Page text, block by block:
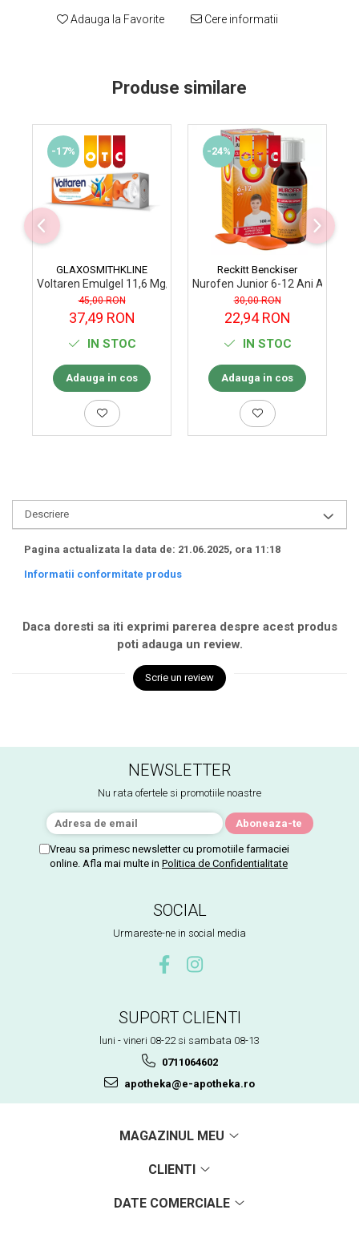
Adauga la Favorite Cere informatii
Produse similare
-17%
GLAXOSMITHKLINE
Voltaren Emulgel 11,6 Mg/G Gel, 100 G
45,00 RON
37,49 RON
IN STOC
Adauga in cos
-24%
Reckitt Benckiser
Nurofen Junior 6-12 Ani Aroma
30,00 RON
22,94 RON
IN STOC
Adauga in cos
Descriere
Pagina actualizata la data de: 21.06.2025, ora 11:18
Informatii conformitate produs
Daca doresti sa iti exprimi parerea despre acest produs
poti adauga un review.
Scrie un review
NEWSLETTER
Nu rata ofertele si promotiile noastre
Vreau sa primesc newsletter cu promotiile farmaciei
online. Afla mai multe in Politica de Confidentialitate
SOCIAL
Urmareste-ne in social media
SUPORT CLIENTI
luni - vineri 08-22 si sambata 08-13
0711064602
apotheka@e-apotheka.ro
MAGAZINUL MEU
CLIENTI
DATE COMERCIALE